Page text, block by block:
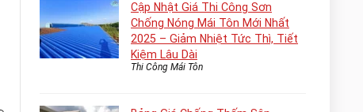
Cập Nhật Giá Thi Công Sơn
Chống Nóng Mái Tôn Mới Nhất
2025 – Giảm Nhiệt Tức Thì, Tiết
Kiệm Lâu Dài
Thi Công Mái Tôn